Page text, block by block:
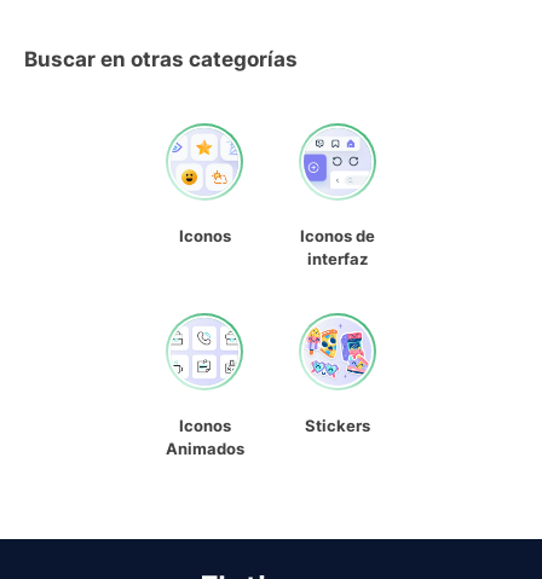
Buscar en otras categorías
Iconos
Iconos de
interfaz
Iconos
Animados
Stickers